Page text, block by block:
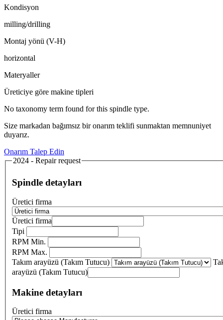
Kondisyon
milling/drilling
Montaj yönü (V-H)
horizontal
Materyaller
Üreticiye göre makine tipleri
No taxonomy term found for this spindle type.
Size markadan bağımsız bir onarım teklifi sunmaktan memnuniyet
duyarız.
Onarım Talep Edin
2024 - Repair request
Spindle detayları
Üretici firma
Üretici firma
Tipi
RPM Min.
RPM Max.
Takım arayüzü (Takım Tutucu)
arayüzü (Takım Tutucu)
Makine detayları
Üretici firma